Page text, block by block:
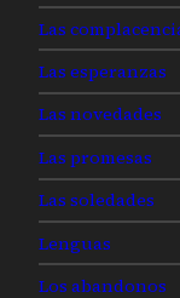
Las
Las esperanzas
Las novedades
Las promesas
Las soledades
Lenguas
Los abandonos